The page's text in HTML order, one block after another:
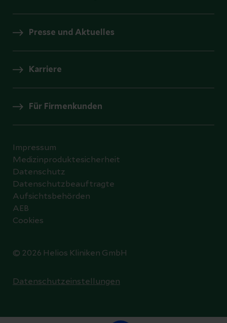
Presse und Aktuelles
Karriere
Für Firmenkunden
© 2026 Helios Kliniken GmbH
Impressum
Medizinproduktesicherheit
Datenschutz
Datenschutzbeauftragte
Aufsichtsbehörden
AEB
Cookies
Datenschutzeinstellungen